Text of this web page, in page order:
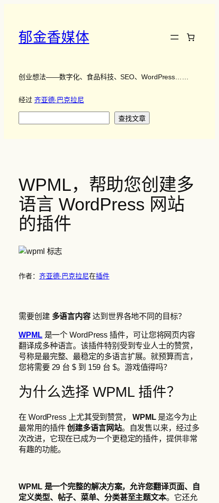
郁金香媒体
创业想法——数字化、食品科技、SEO、WordPress……
经过 齐亚德·巴克拉尼
索
查找文章
WPML，帮助您创建多
语言 WordPress 网站
的插件
作者： 齐亚德·巴克拉尼在插件
需要创建 多语言内容达到世界各地不同的目标？
WPML是一个 WordPress 插件，可让您将网页内容
翻译成多种语言。该插件特别受到专业人士的赞赏，
号称是最完整、最稳定的多语言扩展。就预算而言，
您将需要 29 台 $ 到 159 台 $。游戏值得吗？
为什么选择 WPML 插件？
在 WordPress 上尤其受到赞赏， WPML是迄今为止
最常用的插件创建多语言网站。自发售以来，经过多
次改进，它现在已成为一个更稳定的插件，提供非常
有趣的功能。
WPML 是一个完整的解决方案，允许您翻译页面、自
定义类型、帖子、菜单、分类甚至主题文本。它还允